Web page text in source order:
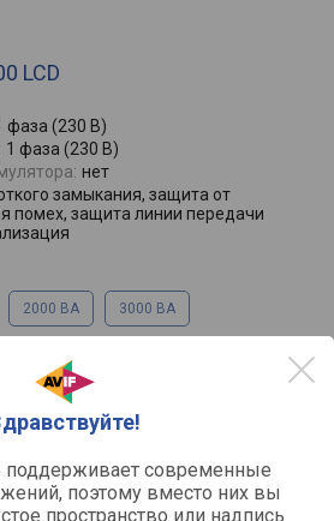
поддерживает современные
поэтому вместо них вы
пространство или надпись
LCD
фаза (230 В)
1 фаза (230 В)
нет
замыкания, защита от
помех, защита линии передачи
2000 ВА 3000 ВА